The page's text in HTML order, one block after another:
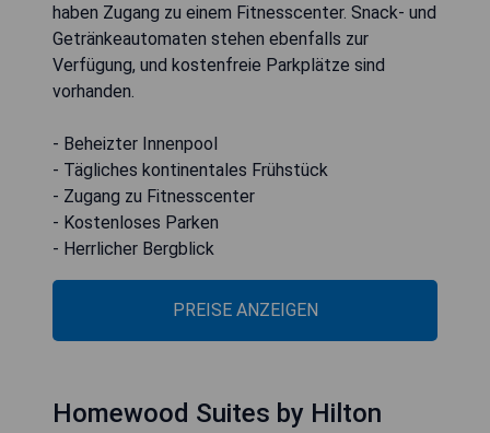
haben Zugang zu einem Fitnesscenter. Snack- und
Getränkeautomaten stehen ebenfalls zur
Verfügung, und kostenfreie Parkplätze sind
vorhanden.
- Beheizter Innenpool
- Tägliches kontinentales Frühstück
- Zugang zu Fitnesscenter
- Kostenloses Parken
- Herrlicher Bergblick
PREISE ANZEIGEN
Homewood Suites by Hilton